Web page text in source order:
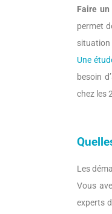
Faire un
permet
situation
Une
besoin
chez les
Les
Vous
experts